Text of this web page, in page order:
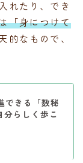
れたり、でき
「身につけて
的なもので、
できる「数秘
らしく歩こ